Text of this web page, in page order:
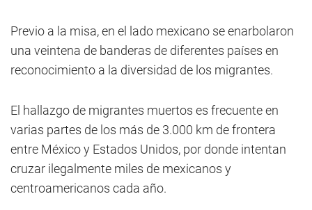
Previo a la misa, en el lado mexicano se enarbolaron
una veintena de banderas de diferentes países en
reconocimiento a la diversidad de los migrantes.
El hallazgo de migrantes muertos es frecuente en
varias partes de los más de 3.000 km de frontera
entre México y Estados Unidos, por donde intentan
cruzar ilegalmente miles de mexicanos y
centroamericanos cada año.